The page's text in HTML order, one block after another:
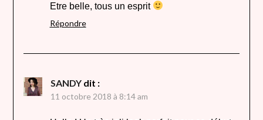
Etre belle, tous un esprit
Répondre
SANDY dit :
11 octobre 2018 à 8:14 am